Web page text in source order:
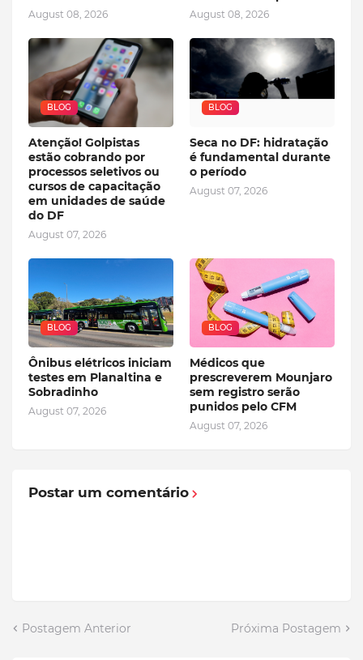
August 08, 2026 August 08, 2026
BLOG
Atenção! Golpistas
estão cobrando por
processos seletivos ou
cursos de capacitação
em unidades de saúde
do DF
August 07, 2026
BLOG
Seca no DF: hidratação
é fundamental durante
o período
August 07, 2026
BLOG
Ônibus elétricos iniciam
testes em Planaltina e
Sobradinho
August 07, 2026
BLOG
Médicos que
prescreverem Mounjaro
sem registro serão
punidos pelo CFM
August 07, 2026
Postar um comentário
Postagem Anterior Próxima Postagem